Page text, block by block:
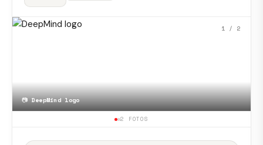
📷DeepMind logo
1 / 2
2 FOTOS